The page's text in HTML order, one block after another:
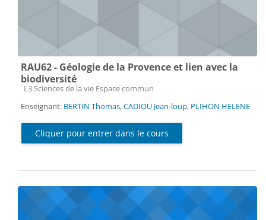
RAU62 - Géologie de la Provence et lien avec la
biodiversité
Catégorie de cours
L3 Sciences de la vie Espace commun
Enseignant: BERTIN Thomas,CADIOU Jean-loup, PLIHON HELENE
Cliquer pour entrer dans le cours